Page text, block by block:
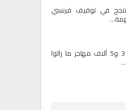
في توقيف فرنسي
حكومة سبتة: بين 3 و5 آلاف مهاجر ما زالوا